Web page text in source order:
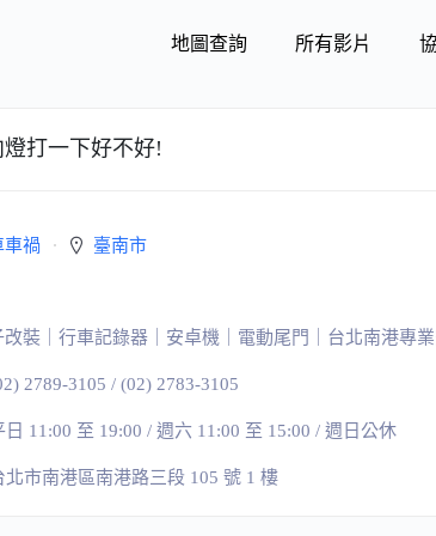
地圖查詢 所有影片
打一下好不好!
車禍 臺南市
裝｜行車記錄器｜安卓機｜電動尾門｜台北南港專
2789-3105 / (02) 2783-3105
日 11:00 至 19:00 / 週六 11:00 至 15:00 / 週日公休
北市南港區南港路三段 105 號 1 樓